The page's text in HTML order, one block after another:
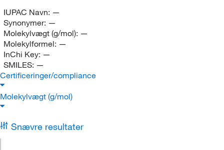
IUPAC Navn: —
Synonymer: —
Molekylvægt (g/mol): —
Molekylformel: —
InChi Key: —
SMILES: —
Certificeringer/compliance
Molekylvægt (g/mol)
Snævre resultater